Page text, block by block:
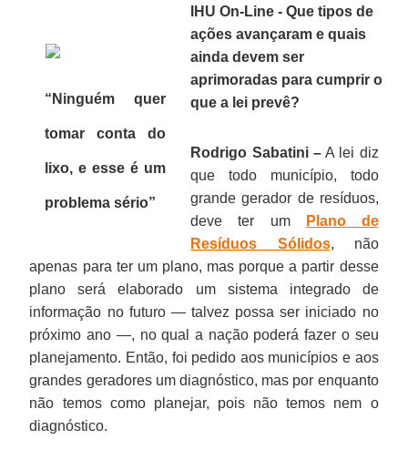
“Ninguém quer
tomar conta do
lixo, e esse é um
problema sério”
IHU On-Line - Que tipos de
ações avançaram e quais
ainda devem ser
aprimoradas para cumprir o
que a lei prevê?
Rodrigo Sabatini –A lei diz
que todo município, todo
grande gerador de resíduos,
deve ter um
Plano de
Resíduos Sólidos, não
apenas para ter um plano, mas porque a partir desse
plano será elaborado um sistema integrado de
informação no futuro — talvez possa ser iniciado no
próximo ano —, no qual a nação poderá fazer o seu
planejamento. Então, foi pedido aos municípios e aos
grandes geradores um diagnóstico, mas por enquanto
não temos como planejar, pois não temos nem o
diagnóstico.